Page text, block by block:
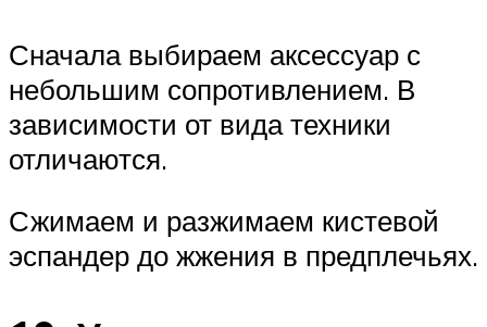
Сначала выбираем аксессуар с
небольшим сопротивлением. В
зависимости от вида техники
отличаются.
Сжимаем и разжимаем кистевой
эспандер до жжения в предплечьях.